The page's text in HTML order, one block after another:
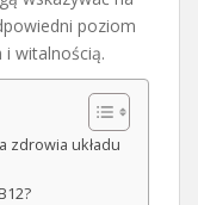
poziom
i witalnością.
zdrowia układu